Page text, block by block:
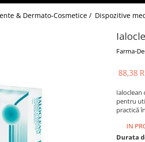
& Dermato-Cosmetice / Dispozitive
Farma-
88,38
Ialoclean
pentru
practică
IN
Durata